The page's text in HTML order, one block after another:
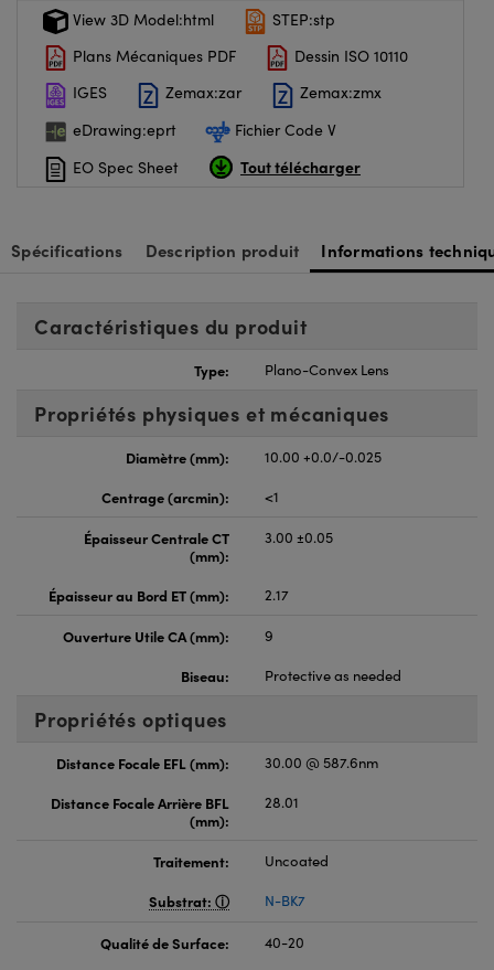
View 3D Model:html
STEP:stp
Plans Mécaniques PDF
Dessin ISO 10110
IGES
Zemax:zar
Zemax:zmx
eDrawing:eprt
Fichier Code V
EO Spec Sheet
Tout télécharger
Spécifications Description produit Informations
Caractéristiques du produit
Type: Plano-Convex Lens
Propriétés physiques et mécaniques
Diamètre (mm):
10.00 +0.0/-0.025
Centrage (arcmin):
<1
Épaisseur Centrale CT
(mm):
3.00 ±0.05
Épaisseur au Bord ET (mm): 2.17
Ouverture Utile CA (mm):
9
Biseau:
Protective as needed
Propriétés optiques
Distance Focale EFL (mm):
30.00 @ 587.6nm
Distance Focale Arrière BFL
(mm):
28.01
Traitement:
Uncoated
Substrat:
N-BK7
Qualité de Surface:
40-20